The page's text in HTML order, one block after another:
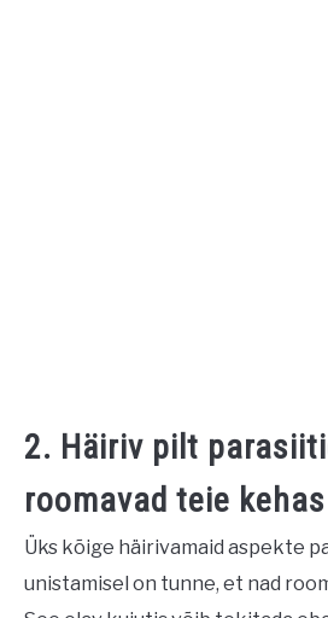
2. Häiriv pilt
roomavad teie kehas
Üks kõige häirivamaid aspekte
unistamisel on tunne, et nad